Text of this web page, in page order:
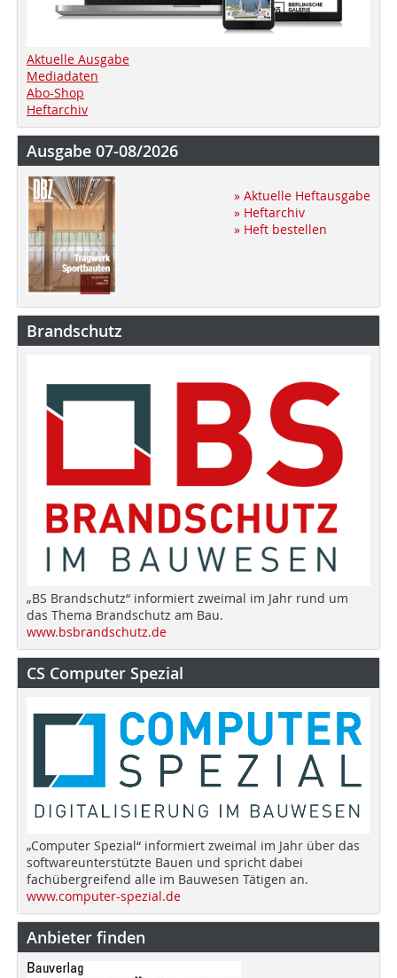
Aktuelle Ausgabe
Mediadaten
Abo-Shop
Heftarchiv
Ausgabe 07-08/2026
» Aktuelle Heftausgabe
» Heftarchiv
» Heft bestellen
Brandschutz
„BS Brandschutz“ informiert zweimal im Jahr rund um
das Thema Brandschutz am Bau.
www.bsbrandschutz.de
CS Computer Spezial
„Computer Spezial“ informiert zweimal im Jahr über das
softwareunterstützte Bauen und spricht dabei
fachübergreifend alle im Bauwesen Tätigen an.
www.computer-spezial.de
Anbieter finden